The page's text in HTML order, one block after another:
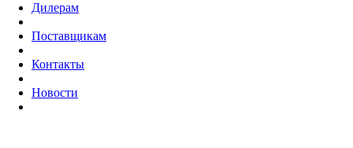
Дилерам
Поставщикам
Контакты
Новости